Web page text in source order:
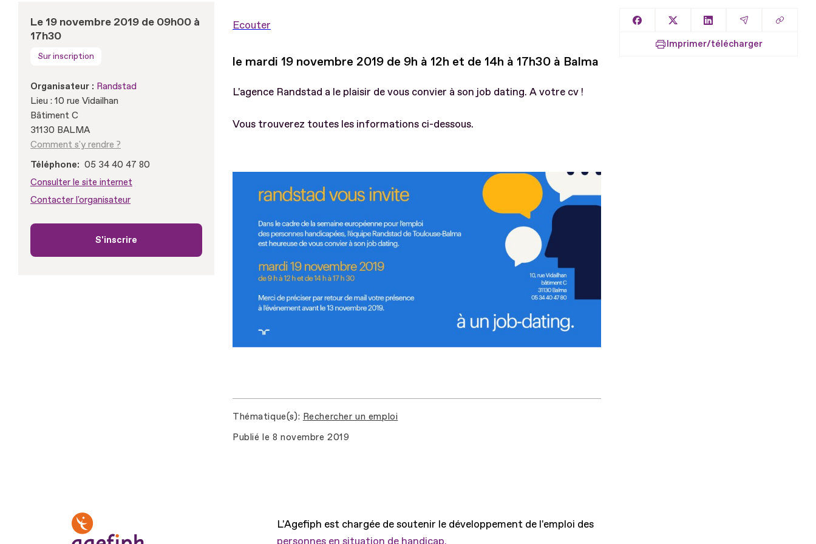
Le 19 novembre 2019 de 09h00 à
17h30
Sur inscription
Organisateur : Randstad
Lieu : 10 rue Vidailhan
Bâtiment C
31130 BALMA
Comment s'y rendre ?
Téléphone
05 34 40 47 80
Consulter le site internet
Contacter l'organisateur
S'inscrire
Ecouter
le mardi 19 novembre 2019 de 9h à 12h et de 14h à 17h30 à Balma
L'agence Randstad a le plaisir de vous convier à son job dating. A votre cv !
Vous trouverez toutes les informations ci-dessous.
Thématique(s) Rechercher un emploi
Publié le 8 novembre 2019
Partager sur Facebook
Partager sur XPartager sur LinkedIn
Partager par
Copier
Imprimer/télécharger
L'Agefiph est chargée de soutenir le développement de l'emploi des
personnes en situation de handicap.